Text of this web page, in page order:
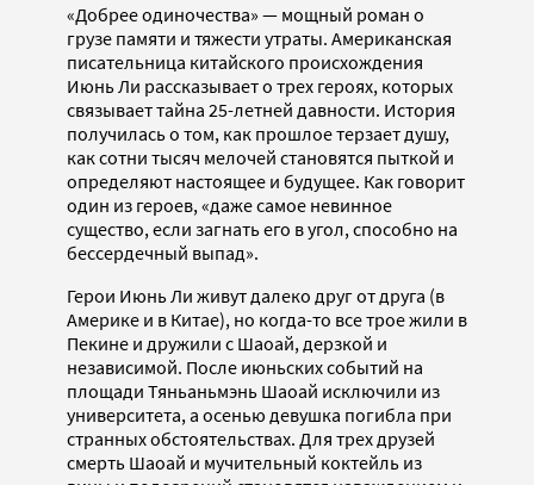
«Добрее одиночества» — мощный роман о
грузе памяти и тяжести утраты. Американская
писательница китайского происхождения
Июнь Ли рассказывает о трех героях, которых
связывает тайна 25-летней давности. История
получилась о том, как прошлое терзает душу,
как сотни тысяч мелочей становятся пыткой и
определяют настоящее и будущее. Как говорит
один из героев, «даже самое невинное
существо, если загнать его в угол, способно на
бессердечный выпад».
Герои Июнь Ли живут далеко друг от друга (в
Америке и в Китае), но когда-то все трое жили в
Пекине и дружили с Шаоай, дерзкой и
независимой. После июньских событий на
площади Тяньаньмэнь Шаоай исключили из
университета, а осенью девушка погибла при
странных обстоятельствах. Для трех друзей
смерть Шаоай и мучительный коктейль из